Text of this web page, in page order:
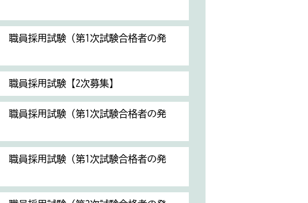
職員採用試験（第1次試験合格者の発
職員採用試験【2次募集】
職員採用試験（第1次試験合格者の発
職員採用試験（第1次試験合格者の発